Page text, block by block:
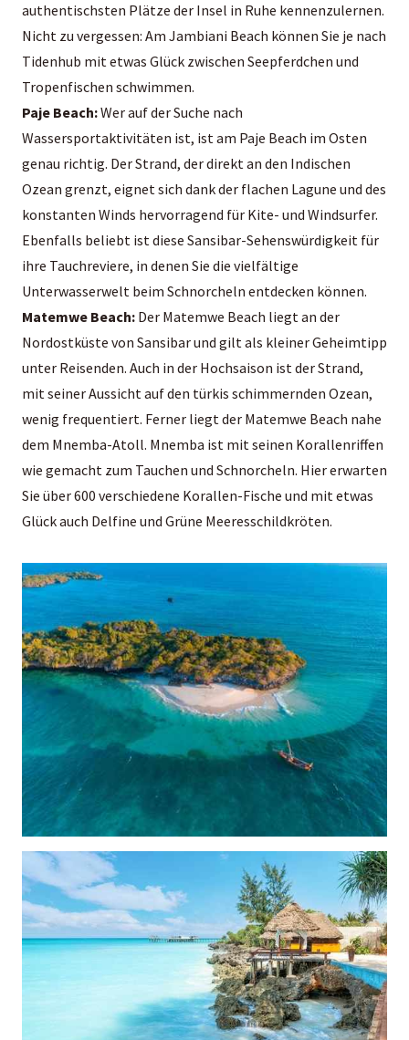
authentischsten Plätze der Insel in Ruhe kennenzulernen.
Nicht zu vergessen: Am Jambiani Beach können Sie je nach
Tidenhub mit etwas Glück zwischen Seepferdchen und
Tropenfischen schwimmen.
Paje Beach:Wer auf der Suche nach
Wassersportaktivitäten ist, ist am Paje Beach im Osten
genau richtig. Der Strand, der direkt an den Indischen
Ozean grenzt, eignet sich dank der flachen Lagune und des
konstanten Winds hervorragend für Kite- und Windsurfer.
Ebenfalls beliebt ist diese Sansibar-Sehenswürdigkeit für
ihre Tauchreviere, in denen Sie die vielfältige
Unterwasserwelt beim Schnorcheln entdecken können.
Matemwe Beach: Der Matemwe Beach liegt an der
Nordostküste von Sansibar und gilt als kleiner Geheimtipp
unter Reisenden. Auch in der Hochsaison ist der Strand,
mit seiner Aussicht auf den türkis schimmernden Ozean,
wenig frequentiert. Ferner liegt der Matemwe Beach nahe
dem Mnemba-Atoll. Mnemba ist mit seinen Korallenriffen
wie gemacht zum Tauchen und Schnorcheln. Hier erwarten
Sie über 600 verschiedene Korallen-Fische und mit etwas
Glück auch Delfine und Grüne Meeresschildkröten.